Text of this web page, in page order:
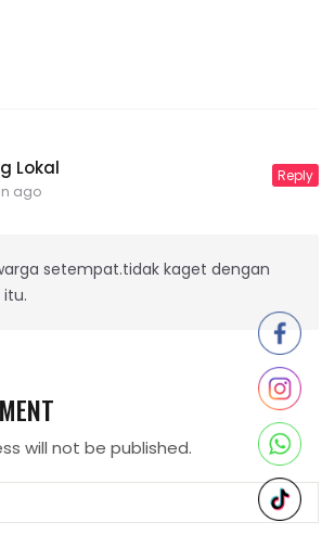
Lokal
ago
Reply
setempat.tidak kaget dengan
will not be published.